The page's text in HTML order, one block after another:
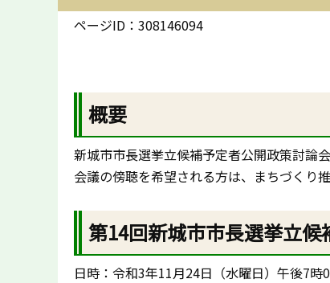
ページID：308146094
概要
新城市市長選挙立候補予定者公開政策討論
会議の傍聴を希望される方は、まちづくり
第14回新城市市長選挙立
日時：令和3年11月24日（水曜日）午後7時